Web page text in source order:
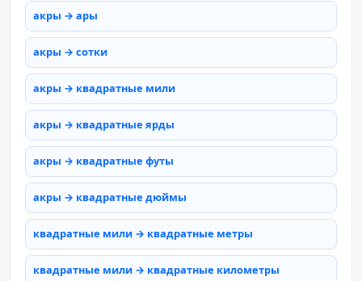
акры → ары
акры → сотки
акры → квадратные мили
акры → квадратные ярды
акры → квадратные футы
акры → квадратные дюймы
квадратные мили → квадратные метры
квадратные мили → квадратные километры